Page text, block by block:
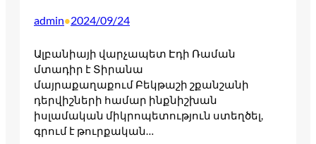
admin•2024/09/24
Ալբանիայի վարչապետ Էդի Ռաման
մտադիր է Տիրանա
մայրաքաղաքում Բեկթաշի շքանշանի
դերվիշների համար ինքնիշխան
իսլամական միկրոպետություն ստեղծել,
գրում է թուրքական…